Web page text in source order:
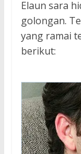
Elaun sara
golongan.
yang ramai
berikut: